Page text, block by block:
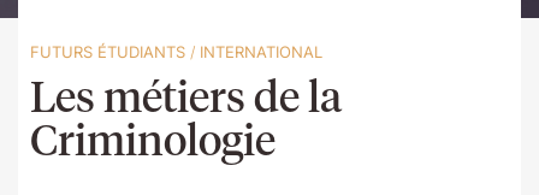
FUTURS ÉTUDIANTS / INTERNATIONAL
Les métiers de la
Criminologie